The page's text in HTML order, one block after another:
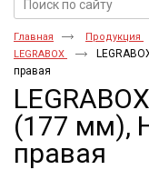
Главная Продукция
LEGRABOX
правая
(177 мм),
правая